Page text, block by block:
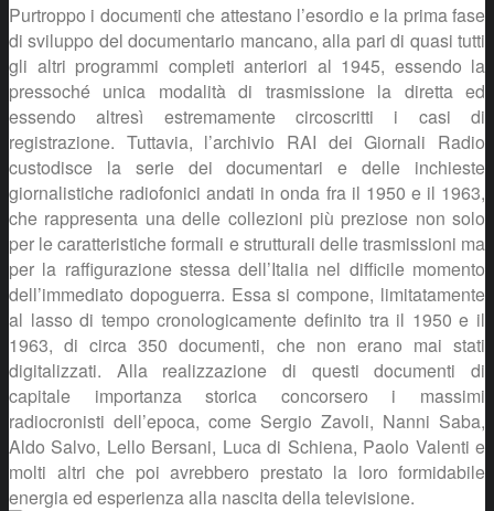
Purtroppo i documenti che attestano l’esordio e la prima fase
di sviluppo del documentario mancano, alla pari di quasi tutti
gli altri programmi completi anteriori al 1945, essendo la
pressoché unica modalità di trasmissione la diretta ed
essendo altresì estremamente circoscritti i casi di
registrazione. Tuttavia, l’archivio RAI dei Giornali Radio
custodisce la serie dei documentari e delle inchieste
giornalistiche radiofonici andati in onda fra il 1950 e il 1963,
che rappresenta una delle collezioni più preziose non solo
per le caratteristiche formali e strutturali delle trasmissioni ma
per la raffigurazione stessa dell’Italia nel difficile momento
dell’immediato dopoguerra. Essa si compone, limitatamente
al lasso di tempo cronologicamente definito tra il 1950 e il
1963, di circa 350 documenti, che non erano mai stati
digitalizzati. Alla realizzazione di questi documenti di
capitale importanza storica concorsero i massimi
radiocronisti dell’epoca, come Sergio Zavoli, Nanni Saba,
Aldo Salvo, Lello Bersani, Luca di Schiena, Paolo Valenti e
molti altri che poi avrebbero prestato la loro formidabile
energia ed esperienza alla nascita della televisione.